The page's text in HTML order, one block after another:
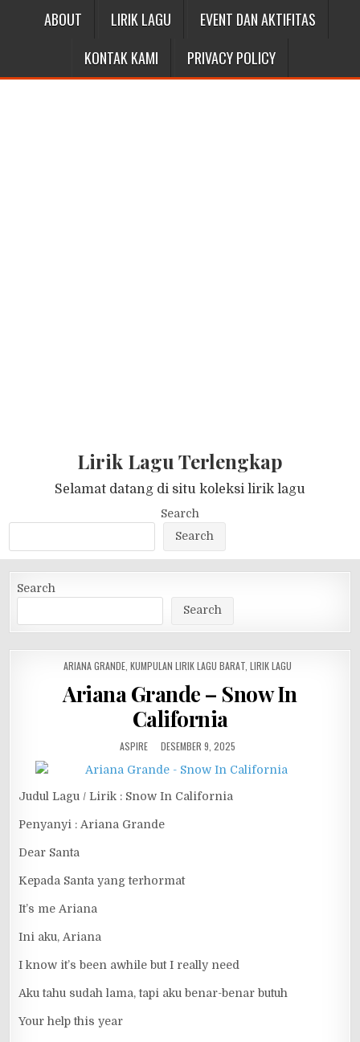
ABOUT LIRIK LAGU
EVENT DAN AKTIFITAS
KONTAK KAMI
PRIVACY POLICY
Lirik Lagu Terlengkap
Selamat datang di situ koleksi lirik lagu
Search
Search
Search
Search
POSTED
ARIANA GRANDE, KUMPULAN LIRIK LAGU BARAT, LIRIK LAGU
Ariana Grande – Snow In
California
ASPIRE DESEMBER 9, 2025
Judul Lagu / Lirik : Snow In California
Penyanyi : Ariana Grande
Dear Santa
Kepada Santa yang terhormat
It’s me Ariana
Ini aku, Ariana
I know it’s been awhile but I really need
Aku tahu sudah lama, tapi aku benar-benar butuh
Your help this year